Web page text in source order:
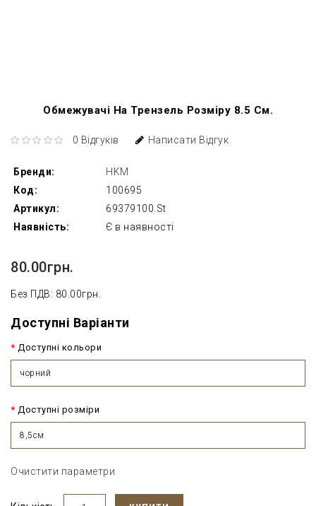
Обмежувачі На Трензель Розміру 8.5 См.
0 Відгуків Написати Відгук
Бренди:
HKM
Код:
100695
Артикул:
69379100.St
Наявність:
Є в наявності
80.00грн.
Без ПДВ: 80.00грн.
Доступні Варіанти
Доступні кольори
чорний
Доступні розміри
8,5см
Очистити параметри